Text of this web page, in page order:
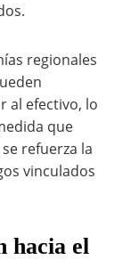
regionales
al efectivo, lo
que
refuerza la
vinculados
hacia el